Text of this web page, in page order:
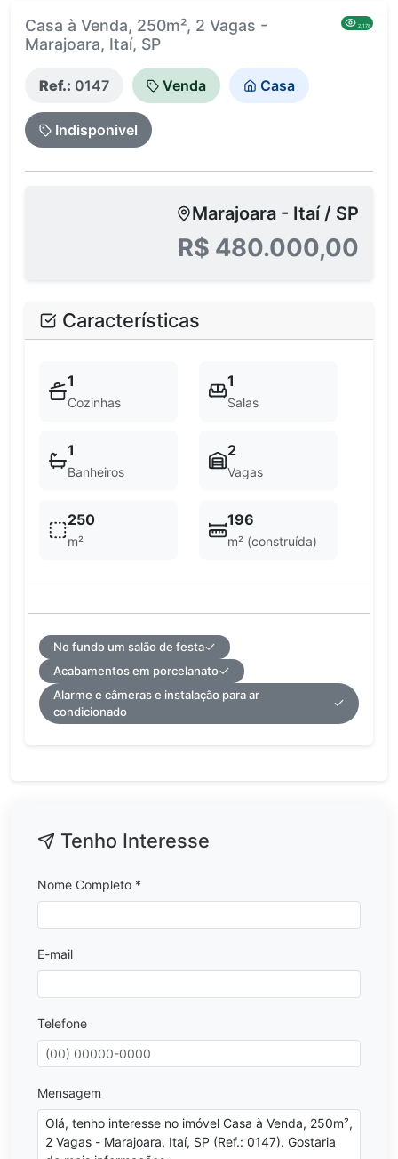
Casa à Venda, 250m², 2 Vagas -
Marajoara, Itaí, SP
2,178
Ref.: 0147 Venda Casa
Indisponivel
Marajoara - Itaí / SP
R$ 480.000,00
Características
1
Cozinhas
1
Salas
1
Banheiros
2
Vagas
250
m²
196
m² (construída)
No fundo um salão de festa
Acabamentos em porcelanato
Alarme e câmeras e instalação para ar
condicionado
Tenho Interesse
Nome Completo *
E-mail
Telefone
Mensagem